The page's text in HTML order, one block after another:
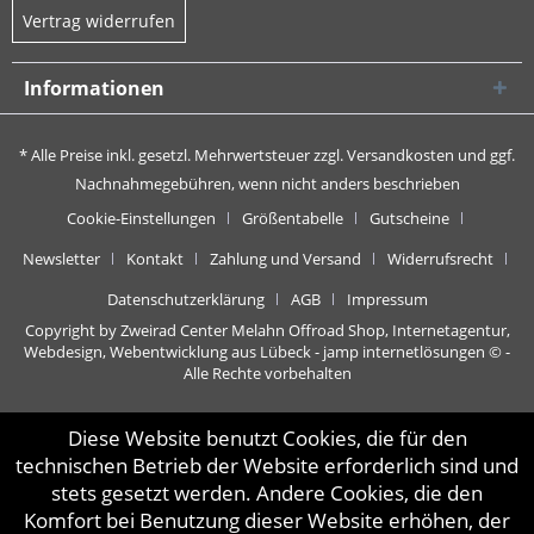
Vertrag widerrufen
Informationen
* Alle Preise inkl. gesetzl. Mehrwertsteuer zzgl.Versandkosten und ggf.
Nachnahmegebühren, wenn nicht anders beschrieben
Cookie-Einstellungen
Größentabelle
Gutscheine
Newsletter
Kontakt Zahlung und Versand
Widerrufsrecht
Datenschutzerklärung
AGB
Impressum
Copyright by Zweirad Center Melahn Offroad Shop, Internetagentur,
Webdesign, Webentwicklung aus Lübeck - jamp internetlösungen © -
Alle Rechte vorbehalten
Diese Website benutzt Cookies, die für den
technischen Betrieb der Website erforderlich sind und
stets gesetzt werden. Andere Cookies, die den
Komfort bei Benutzung dieser Website erhöhen, der